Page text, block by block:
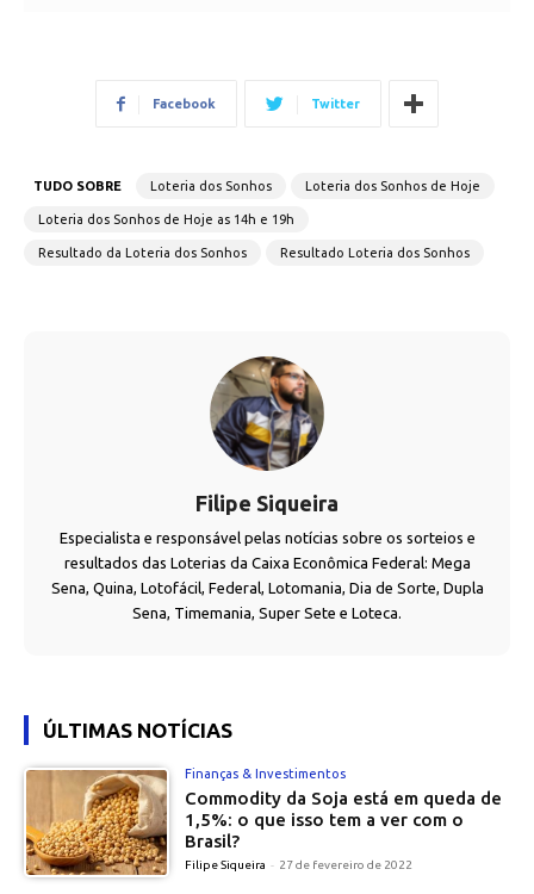
Facebook Twitter
TUDO SOBRE Loteria dos Sonhos Loteria dos Sonhos de Hoje
Loteria dos Sonhos de Hoje as 14h e 19h
Resultado da Loteria dos Sonhos Resultado Loteria dos Sonhos
Filipe Siqueira
Especialista e responsável pelas notícias sobre os sorteios e
resultados das Loterias da Caixa Econômica Federal: Mega
Sena, Quina, Lotofácil, Federal, Lotomania, Dia de Sorte, Dupla
Sena, Timemania, Super Sete e Loteca.
ÚLTIMAS NOTÍCIAS
Finanças & Investimentos
Commodity da Soja está em queda de
1,5%: o que isso tem a ver com o
Brasil?
Filipe Siqueira - 27 de fevereiro de 2022